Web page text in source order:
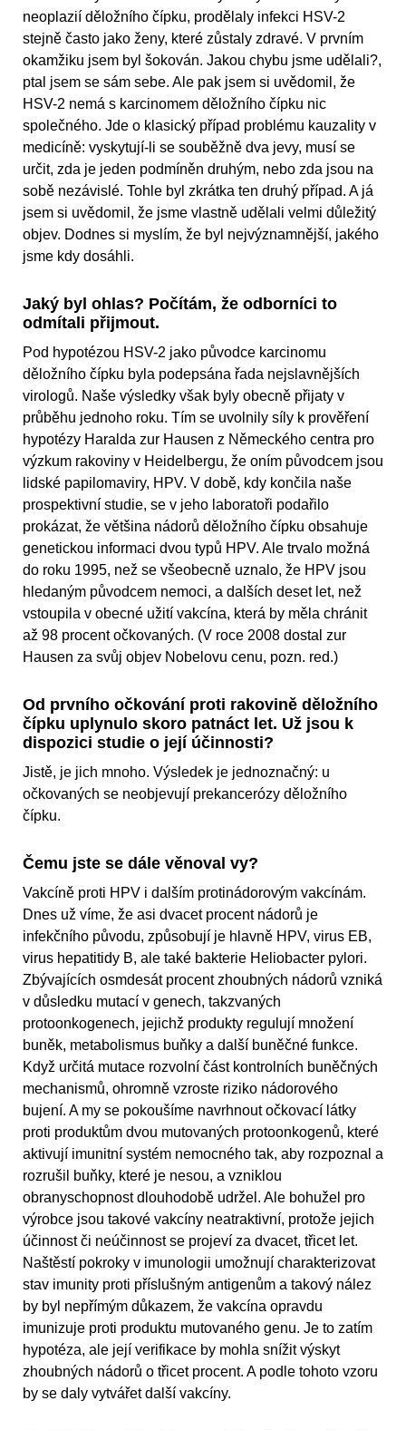
neoplazií děložního čípku, prodělaly infekci HSV-2
stejně často jako ženy, které zůstaly zdravé. V prvním
okamžiku jsem byl šokován. Jakou chybu jsme udělali?,
ptal jsem se sám sebe. Ale pak jsem si uvědomil, že
HSV-2 nemá s karcinomem děložního čípku nic
společného. Jde o klasický případ problému kauzality v
medicíně: vyskytují-li se souběžně dva jevy, musí se
určit, zda je jeden podmíněn druhým, nebo zda jsou na
sobě nezávislé. Tohle byl zkrátka ten druhý případ. A já
jsem si uvědomil, že jsme vlastně udělali velmi důležitý
objev. Dodnes si myslím, že byl nejvýznamnější, jakého
jsme kdy dosáhli.
Jaký byl ohlas? Počítám, že odborníci to
odmítali přijmout.
Pod hypotézou HSV-2 jako původce karcinomu
děložního čípku byla podepsána řada nejslavnějších
virologů. Naše výsledky však byly obecně přijaty v
průběhu jednoho roku. Tím se uvolnily síly k prověření
hypotézy Haralda zur Hausen z Německého centra pro
výzkum rakoviny v Heidelbergu, že oním původcem jsou
lidské papilomaviry, HPV. V době, kdy končila naše
prospektivní studie, se v jeho laboratoři podařilo
prokázat, že většina nádorů děložního čípku obsahuje
genetickou informaci dvou typů HPV. Ale trvalo možná
do roku 1995, než se všeobecně uznalo, že HPV jsou
hledaným původcem nemoci, a dalších deset let, než
vstoupila v obecné užití vakcína, která by měla chránit
až 98 procent očkovaných. (V roce 2008 dostal zur
Hausen za svůj objev Nobelovu cenu, pozn. red.)
Od prvního očkování proti rakovině děložního
čípku uplynulo skoro patnáct let. Už jsou k
dispozici studie o její účinnosti?
Jistě, je jich mnoho. Výsledek je jednoznačný: u
očkovaných se neobjevují prekancerózy děložního
čípku.
Čemu jste se dále věnoval vy?
Vakcíně proti HPV i dalším protinádorovým vakcínám.
Dnes už víme, že asi dvacet procent nádorů je
infekčního původu, způsobují je hlavně HPV, virus EB,
virus hepatitidy B, ale také bakterie Heliobacter pylori.
Zbývajících osmdesát procent zhoubných nádorů vzniká
v důsledku mutací v genech, takzvaných
protoonkogenech, jejichž produkty regulují množení
buněk, metabolismus buňky a další buněčné funkce.
Když určitá mutace rozvolní část kontrolních buněčných
mechanismů, ohromně vzroste riziko nádorového
bujení. A my se pokoušíme navrhnout očkovací látky
proti produktům dvou mutovaných protoonkogenů, které
aktivují imunitní systém nemocného tak, aby rozpoznal a
rozrušil buňky, které je nesou, a vzniklou
obranyschopnost dlouhodobě udržel. Ale bohužel pro
výrobce jsou takové vakcíny neatraktivní, protože jejich
účinnost či neúčinnost se projeví za dvacet, třicet let.
Naštěstí pokroky v imunologii umožnují charakterizovat
stav imunity proti příslušným antigenům a takový nález
by byl nepřímým důkazem, že vakcína opravdu
imunizuje proti produktu mutovaného genu. Je to zatím
hypotéza, ale její verifikace by mohla snížit výskyt
zhoubných nádorů o třicet procent. A podle tohoto vzoru
by se daly vytvářet další vakcíny.